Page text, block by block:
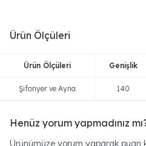
Ürün Ölçüleri
Ürün Ölçüleri Genişlik
Şifonyer ve Ayna 140
Henüz yorum yapmadınız
Ürünümüze yorum yaparak puan